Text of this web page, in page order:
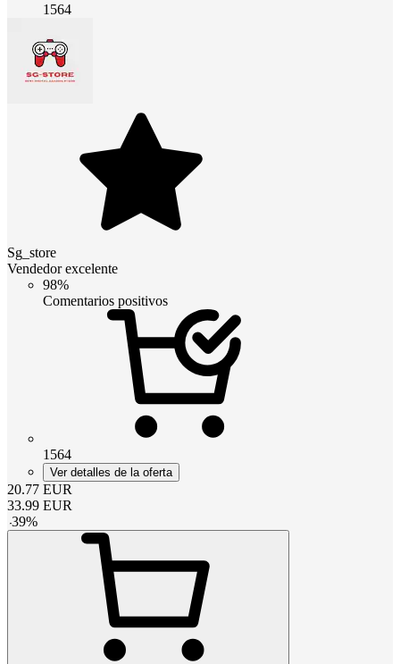
1564
Sg_store
Vendedor excelente
98%
Comentarios positivos
1564
Ver detalles de la oferta
20.77 EUR
33.99 EUR
-39%